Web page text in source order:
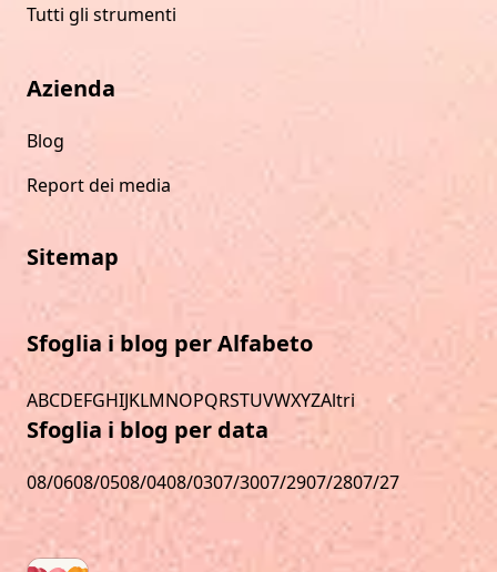
Tutti gli strumenti
Azienda
Blog
Report dei media
Sitemap
Sfoglia i blog per Alfabeto
ABCDEFGHIJKLMNOPQRSTUVWXYZAltri
Sfoglia i blog per data
08/0608/0508/0408/0307/3007/2907/2807/27